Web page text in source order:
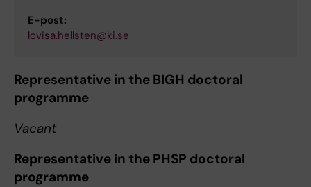
E-post:
lovisa.hellsten@ki.se
Representative in the BIGH doctoral
programme
Vacant
Representative in the PHSP doctoral
programme